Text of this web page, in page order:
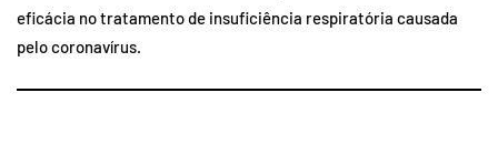
eficácia no tratamento de insuficiência respiratória causada
pelo coronavírus.